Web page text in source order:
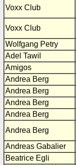
Voxx Club
Voxx Club
Wolfgang Petry
Adel Tawil
Amigos
Andrea Berg
Andrea Berg
Andrea Berg
Andrea Berg
Andrea Berg
Andreas Gabalier
Beatrice Egli